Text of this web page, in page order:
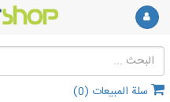
سلة المبيعات (0
)